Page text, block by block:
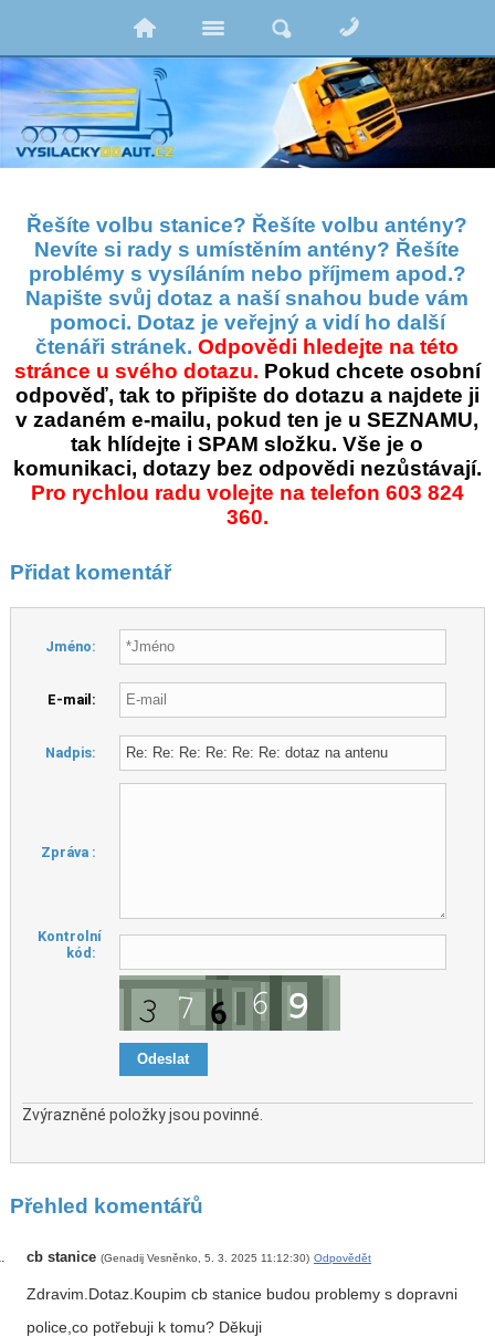
Řešíte volbu stanice? Řešíte volbu antény?
Nevíte si rady s umístěním antény? Řešíte
problémy s vysíláním nebo příjmem apod.?
Napište svůj dotaz a naší snahou bude vám
pomoci. Dotaz je veřejný a vidí ho další
čtenáři stránek.Odpovědi hledejte na této
stránce u svého dotazu. Pokud chcete osobní
odpověď, tak to připište do dotazu a najdete ji
v zadaném e-mailu, pokud ten je u SEZNAMU,
tak hlídejte i SPAM složku. Vše je o
komunikaci, dotazy bez odpovědi nezůstávají.
Pro rychlou radu volejte na telefon 603 824
360.
Přidat komentář
Jméno:
E-mail:
Nadpis:
Zpráva :
Kontrolní
kód:
Zvýrazněné položky jsou povinné.
Přehled komentářů
cb stanice (Genadij Vesněnko, 5. 3. 2025 11:12:30) Odpovědět
Zdravim.Dotaz.Koupim cb stanice budou problemy s dopravni
police,co potřebuji k tomu? Děkuji